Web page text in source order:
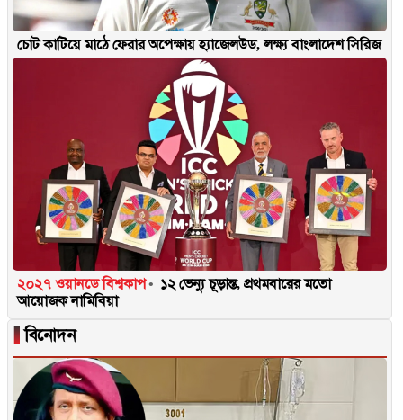
চোট কাটিয়ে মাঠে ফেরার অপেক্ষায় হ্যাজেলউড, লক্ষ্য বাংলাদেশ সিরিজ
২০২৭ ওয়ানডে বিশ্বকাপ
১২ ভেন্যু চূড়ান্ত, প্রথমবারের মতো
আয়োজক নামিবিয়া
▐বিনোদন